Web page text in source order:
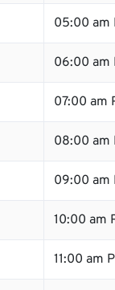
05:00 am
06:00 am
07:00 am
08:00 am
09:00 am
10:00 am
11:00 am